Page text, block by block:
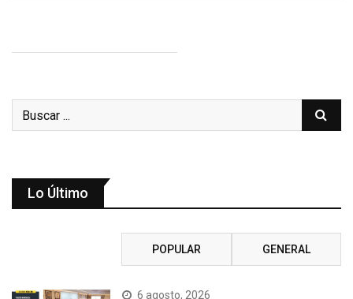
Lo Último
POPULAR GENERAL
6 agosto, 2026